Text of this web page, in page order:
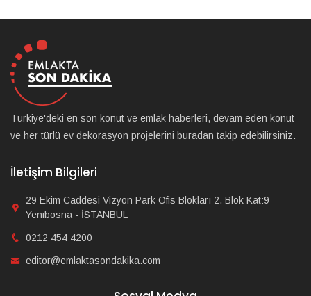
Türkiye'deki en son konut ve emlak haberleri, devam eden konut
ve her türlü ev dekorasyon projelerini buradan takip edebilirsiniz.
İletişim Bilgileri
29 Ekim Caddesi Vizyon Park Ofis Blokları 2. Blok Kat:9
Yenibosna - İSTANBUL
0212 454 4200
editor@emlaktasondakika.com